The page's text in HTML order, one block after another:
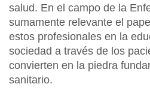
salud. En el campo de la
sumamente relevante el
estos profesionales en la
sociedad a través de los
convierten en la piedra
sanitario.